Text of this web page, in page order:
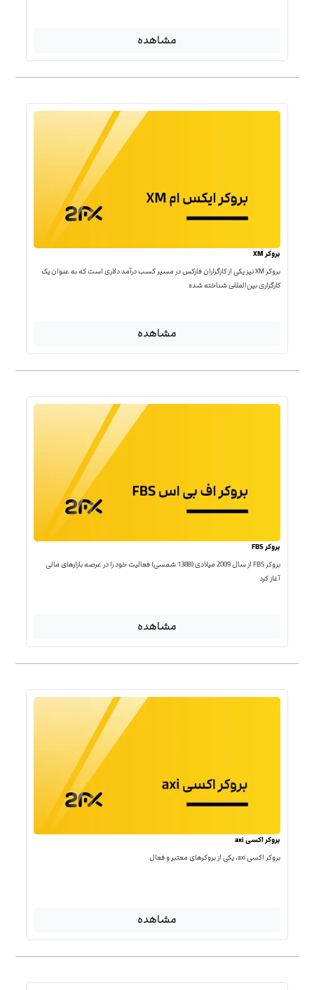
مشاهده
بروکر XM
بروکر XM نیز یکی از کارگزاران فارکس در مسیر کسب درآمد دلاری است که به عنوان یک
کارگزاری بین‌المللی شناخته شده
مشاهده
بروکر FBS
بروکر FBS از سال 2009 میلادی (1388 شمسی) فعالیت خود را در عرصه بازارهای مالی
آغاز کرد
مشاهده
بروکر اکسی axi
بروکر اکسی axi، یکی از بروکرهای معتبر و فعال
مشاهده